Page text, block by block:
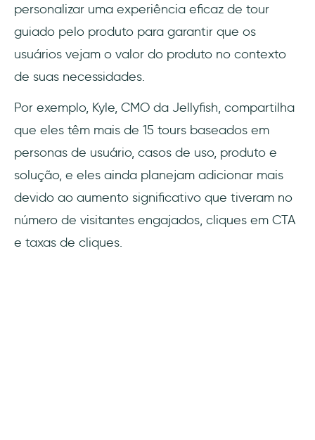
personalizar uma experiência eficaz de tour
guiado pelo produto para garantir que os
usuários vejam o valor do produto no contexto
de suas necessidades.
Por exemplo, Kyle, CMO da Jellyfish, compartilha
que eles têm mais de 15 tours baseados em
personas de usuário, casos de uso, produto e
solução, e eles ainda planejam adicionar mais
devido ao aumento significativo que tiveram no
número de visitantes engajados, cliques em CTA
e taxas de cliques.